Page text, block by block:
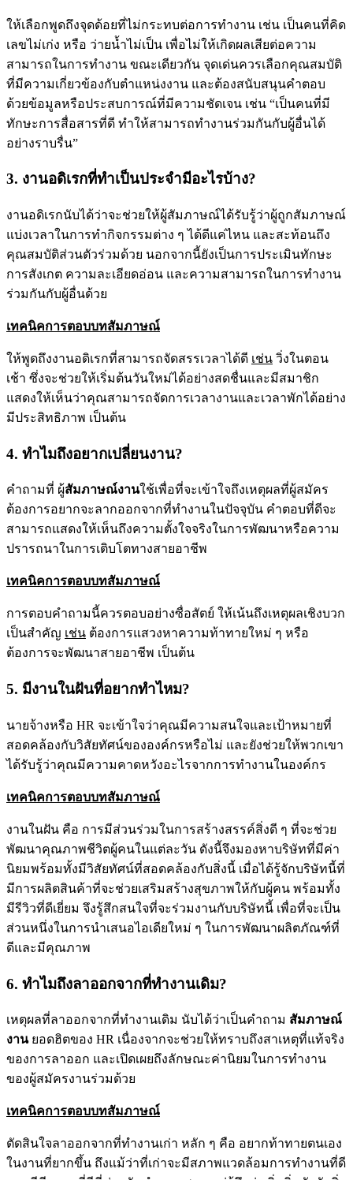
ให้เลือกพูดถึงจุดด้อยที่ไม่กระทบต่อการทำงาน เช่น เป็นคนที่คิด
เลขไม่เก่ง หรือ ว่ายน้ำไม่เป็น เพื่อไม่ให้เกิดผลเสียต่อความ
สามารถในการทำงาน ขณะเดียวกัน จุดเด่นควรเลือกคุณสมบัติ
ที่มีความเกี่ยวข้องกับตำแหน่งงาน และต้องสนับสนุนคำตอบ
ด้วยข้อมูลหรือประสบการณ์ที่มีความชัดเจน เช่น “เป็นคนที่มี
ทักษะการสื่อสารที่ดี ทำให้สามารถทำงานร่วมกันกับผู้อื่นได้
อย่างราบรื่น”
3. งานอดิเรกที่ทำเป็นประจำมีอะไรบ้าง?
งานอดิเรกนับได้ว่าจะช่วยให้ผู้สัมภาษณ์ได้รับรู้ว่าผู้ถูกสัมภาษณ์
แบ่งเวลาในการทำกิจกรรมต่าง ๆ ได้ดีแค่ไหน และสะท้อนถึง
คุณสมบัติส่วนตัวร่วมด้วย นอกจากนี้ยังเป็นการประเมินทักษะ
การสังเกต ความละเอียดอ่อน และความสามารถในการทำงาน
ร่วมกันกับผู้อื่นด้วย
เทคนิคการตอบบทสัมภาษณ์
ให้พูดถึงงานอดิเรกที่สามารถจัดสรรเวลาได้ดี เช่น วิ่งในตอน
เช้า ซึ่งจะช่วยให้เริ่มต้นวันใหม่ได้อย่างสดชื่นและมีสมาชิก
แสดงให้เห็นว่าคุณสามารถจัดการเวลางานและเวลาพักได้อย่าง
มีประสิทธิภาพ เป็นต้น
4. ทำไมถึงอยากเปลี่ยนงาน?
คำถามที่ ผู้สัมภาษณ์งานใช้เพื่อที่จะเข้าใจถึงเหตุผลที่ผู้สมัคร
ต้องการอยากจะลากออกจากที่ทำงานในปัจจุบัน คำตอบที่ดีจะ
สามารถแสดงให้เห็นถึงความตั้งใจจริงในการพัฒนาหรือความ
ปรารถนาในการเติบโตทางสายอาชีพ
เทคนิคการตอบบทสัมภาษณ์
การตอบคำถามนี้ควรตอบอย่างซื่อสัตย์ ให้เน้นถึงเหตุผลเชิงบวก
เป็นสำคัญ เช่น ต้องการแสวงหาความท้าทายใหม่ ๆ หรือ
ต้องการจะพัฒนาสายอาชีพ เป็นต้น
5. มีงานในฝันที่อยากทำไหม?
นายจ้างหรือ HR จะเข้าใจว่าคุณมีความสนใจและเป้าหมายที่
สอดคล้องกับวิสัยทัศน์ขององค์กรหรือไม่ และยังช่วยให้พวกเขา
ได้รับรู้ว่าคุณมีความคาดหวังอะไรจากการทำงานในองค์กร
เทคนิคการตอบบทสัมภาษณ์
งานในฝัน คือ การมีส่วนร่วมในการสร้างสรรค์สิ่งดี ๆ ที่จะช่วย
พัฒนาคุณภาพชีวิตผู้คนในแต่ละวัน ดังนี้จึงมองหาบริษัทที่มีค่า
นิยมพร้อมทั้งมีวิสัยทัศน์ที่สอดคล้องกับสิ่งนี้ เมื่อได้รู้จักบริษัทนี้ที่
มีการผลิตสินค้าที่จะช่วยเสริมสร้างสุขภาพให้กับผู้คน พร้อมทั้ง
มีรีวิวที่ดีเยี่ยม จึงรู้สึกสนใจที่จะร่วมงานกับบริษัทนี้ เพื่อที่จะเป็น
ส่วนหนึ่งในการนำเสนอไอเดียใหม่ ๆ ในการพัฒนาผลิตภัณฑ์ที่
ดีและมีคุณภาพ
6. ทำไมถึงลาออกจากที่ทำงานเดิม?
เหตุผลที่ลาออกจากที่ทำงานเดิม นับได้ว่าเป็นคำถาม สัมภาษณ์
งานยอดฮิตของ HR เนื่องจากจะช่วยให้ทราบถึงสาเหตุที่แท้จริง
ของการลาออก และเปิดเผยถึงลักษณะค่านิยมในการทำงาน
ของผู้สมัครงานร่วมด้วย
เทคนิคการตอบบทสัมภาษณ์
ตัดสินใจลาออกจากที่ทำงานเก่า หลัก ๆ คือ อยากท้าทายตนเอง
ในงานที่ยากขึ้น ถึงแม้ว่าที่เก่าจะมีสภาพแวดล้อมการทำงานที่ดี